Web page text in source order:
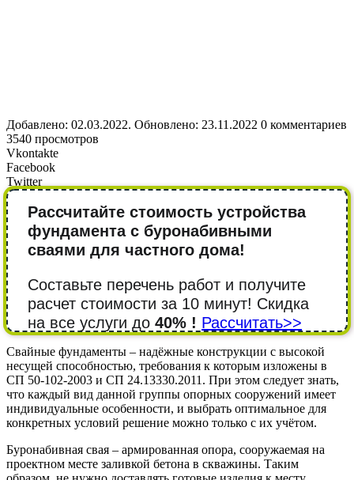
Добавлено: 02.03.2022. Обновлено: 23.11.2022 0 комментариев
3540 просмотров
Vkontakte
Facebook
Twitter
Рассчитайте стоимость устройства
фундамента с буронабивными
сваями для частного дома!
Составьте перечень работ и получите
расчет стоимости за 10 минут! Cкидка
на все услуги до 40% ! Рассчитать>>
Свайные фундаменты – надёжные конструкции с высокой
несущей способностью, требования к которым изложены в
СП 50-102-2003 и СП 24.13330.2011. При этом следует знать,
что каждый вид данной группы опорных сооружений имеет
индивидуальные особенности, и выбрать оптимальное для
конкретных условий решение можно только с их учётом.
Буронабивная свая – армированная опора, сооружаемая на
проектном месте заливкой бетона в скважины. Таким